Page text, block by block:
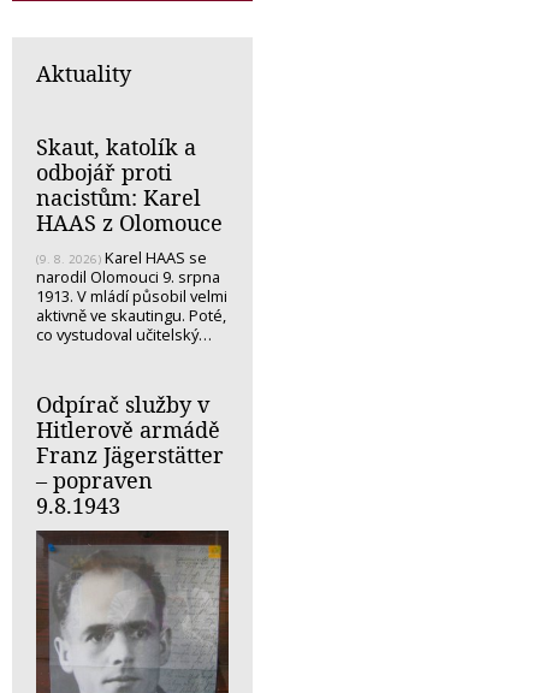
Aktuality
Skaut, katolík a
odbojář proti
nacistům: Karel
HAAS z Olomouce
(9. 8. 2026) Karel HAAS se
narodil Olomouci 9. srpna
1913. V mládí působil velmi
aktivně ve skautingu. Poté,
co vystudoval učitelský…
Odpírač služby v
Hitlerově armádě
Franz Jägerstätter
– popraven
9.8.1943